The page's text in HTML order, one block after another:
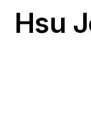
Hsu